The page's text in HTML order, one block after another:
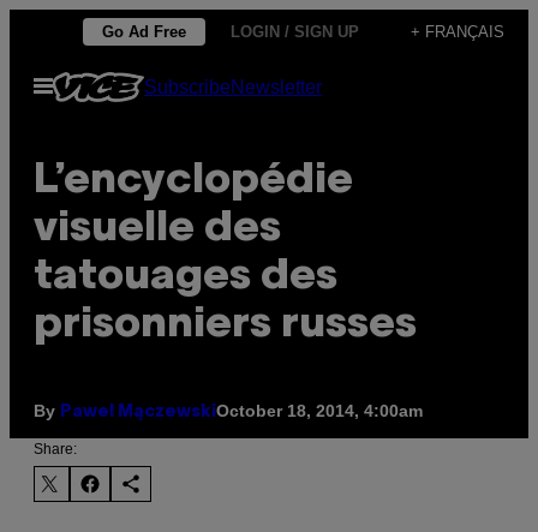
content
Go Ad Free LOGIN / SIGN UP + FRANÇAIS
Open
Menu
SubscribeNewsletter
L’encyclopédie
visuelle des
tatouages des
prisonniers russes
By Paweł MączewskiOctober 18, 2014, 4:00am
Share: